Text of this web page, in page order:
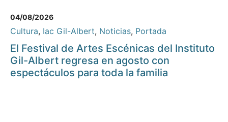
04/08/2026
Cultura, Iac Gil-Albert, Noticias, Portada
El Festival de Artes Escénicas del Instituto
Gil-Albert regresa en agosto con
espectáculos para toda la familia